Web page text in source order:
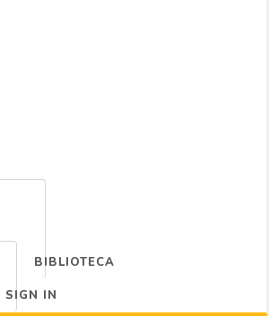
BIBLIOTECA
SIGN IN